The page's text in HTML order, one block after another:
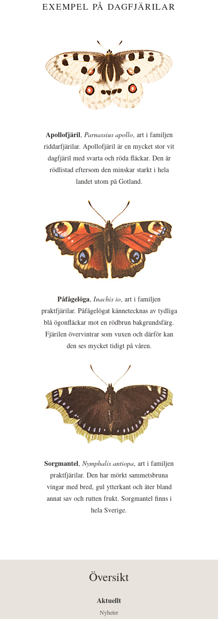
EXEMPEL PÅ DAGFJÄRILAR
Apollofjäril, Parnassius apollo, art i familjen
riddarfjärilar. Apollofjäril är en mycket stor vit
dagfjäril med svarta och röda fläckar. Den är
rödlistad eftersom den minskar starkt i hela
landet utom på Gotland.
Påfågelöga, Inachis io, art i familjen
praktfjärilar. Påfågelögat kännetecknas av tydliga
blå ögonfläckar mot en rödbrun bakgrundsfärg.
Fjärilen övervintrar som vuxen och därför kan
den ses mycket tidigt på våren.
Sorgmantel, Nymphalis antiopa, art i familjen
praktfjärilar. Den har mörkt sammetsbruna
vingar med bred, gul ytterkant och äter bland
annat sav och rutten frukt. Sorgmantel finns i
hela Sverige.
Översikt
Aktuellt
Nyheter